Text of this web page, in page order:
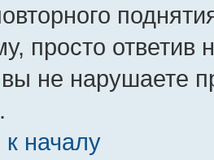
просто ответив
не нарушаете
началу